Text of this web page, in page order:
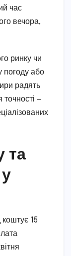
час
вечора,
ринку чи
погоду або
радять
—
та
коштує 15